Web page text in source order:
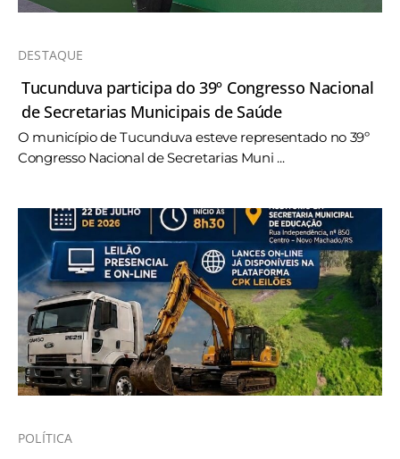
DESTAQUE
Tucunduva participa do 39º Congresso Nacional
de Secretarias Municipais de Saúde
O município de Tucunduva esteve representado no 39º
Congresso Nacional de Secretarias Muni ...
POLÍTICA